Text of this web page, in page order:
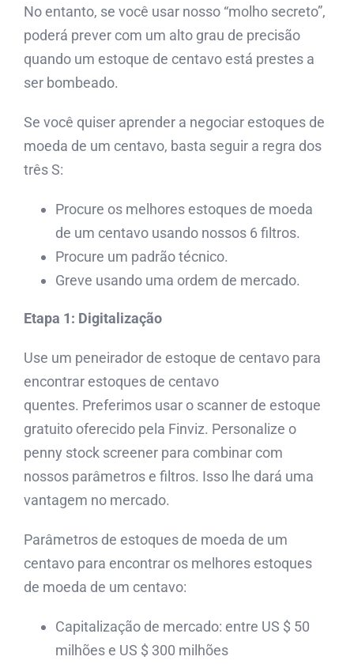
No entanto, se você usar nosso “molho secreto”,
poderá prever com um alto grau de precisão
quando um estoque de centavo está prestes a
ser bombeado.
Se você quiser aprender a negociar estoques de
moeda de um centavo, basta seguir a regra dos
três S:
Procure os melhores estoques de moeda
de um centavo usando nossos 6 filtros.
Procure um padrão técnico.
Greve usando uma ordem de mercado.
Etapa 1: Digitalização
Use um peneirador de estoque de centavo para
encontrar estoques de centavo
quentes. Preferimos usar o scanner de estoque
gratuito oferecido pela Finviz. Personalize o
penny stock screener para combinar com
nossos parâmetros e filtros. Isso lhe dará uma
vantagem no mercado.
Parâmetros de estoques de moeda de um
centavo para encontrar os melhores estoques
de moeda de um centavo:
Capitalização de mercado: entre US $ 50
milhões e US $ 300 milhões